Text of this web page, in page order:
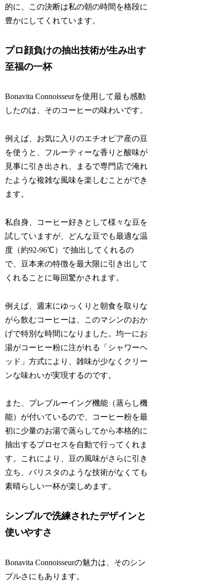
的に、この決断は私の朝の時間を格段に
豊かにしてくれています。
プロ顔負けの抽出技術が生み出す
至福の一杯
Bonavita Connoisseurを使用して最も感動
したのは、そのコーヒーの味わいです。
例えば、お気に入りのエチオピア産の豆
を使うと、フルーティーな香りと酸味が
見事に引き出され、まるで専門店で淹れ
たような複雑な風味を楽しむことができ
ます。
私自身、コーヒー好きとして様々な豆を
試していますが、どんな豆でも最適な温
度（約92-96℃）で抽出してくれるの
で、豆本来の特徴を最大限に引き出して
くれることに毎回驚かされます。
例えば、週末にゆっくりと朝食を取りな
がら飲むコーヒーは、このマシンのおか
げで特別な時間になりました。均一にお
湯がコーヒー粉に注がれる「シャワーヘ
ッド」方式により、雑味が少なくクリー
ンな味わいが実現するのです。
また、プレブルーイング機能（蒸らし機
能）が付いているので、コーヒー粉を最
初に少量のお湯で蒸らしてから本格的に
抽出するプロセスを自動で行ってくれま
す。これにより、豆の風味がさらに引き
立ち、バリスタのような技術がなくても
素晴らしい一杯が楽しめます。
シンプルで洗練されたデザインと
使いやすさ
Bonavita Connoisseurの魅力は、そのシン
プルさにもあります。